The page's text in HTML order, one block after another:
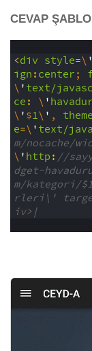
CEVAP
<div style=\ '
ign:center;
\ 'text/
ce: \ '
\ '$1\ ' , theme
e=\ 'text/
m/nocache/
\ 'http: //
dget-
m/kategori/
rleri\'
iv>|